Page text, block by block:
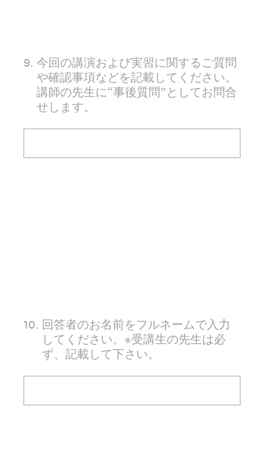
9. 今回の講演および実習に関するご質問
や確認事項などを記載してください。
講師の先生に“事後質問”としてお問合
せします。
10. 回答者のお名前をフルネームで入力
してください。※受講生の先生は必
ず、記載して下さい。